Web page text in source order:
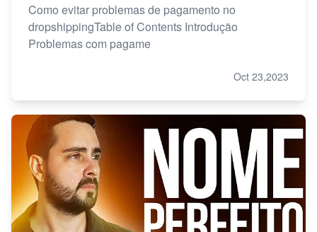
Como evitar problemas de pagamento no
dropshippingTable of Contents Introdução
Problemas com pagame
Oct 23,2023